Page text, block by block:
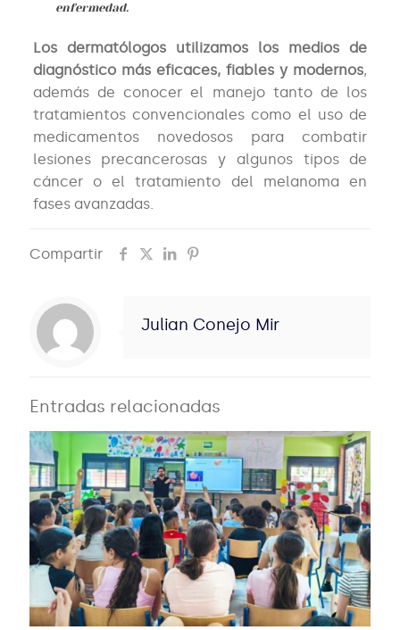
enfermedad.
Los dermatólogos utilizamos los medios de
diagnóstico más eficaces, fiables y modernos,
además de conocer el manejo tanto de los
tratamientos convencionales como el uso de
medicamentos novedosos para combatir
lesiones precancerosas y algunos tipos de
cáncer o el tratamiento del melanoma en
fases avanzadas.
Compartir
Julian Conejo Mir
Entradas relacionadas